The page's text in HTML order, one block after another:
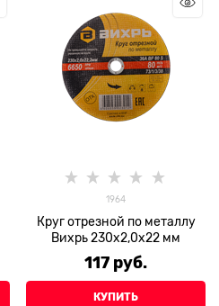
1964
Круг отрезной по металлу
Вихрь 230х2,0х22 мм
117 руб.
КУПИТЬ